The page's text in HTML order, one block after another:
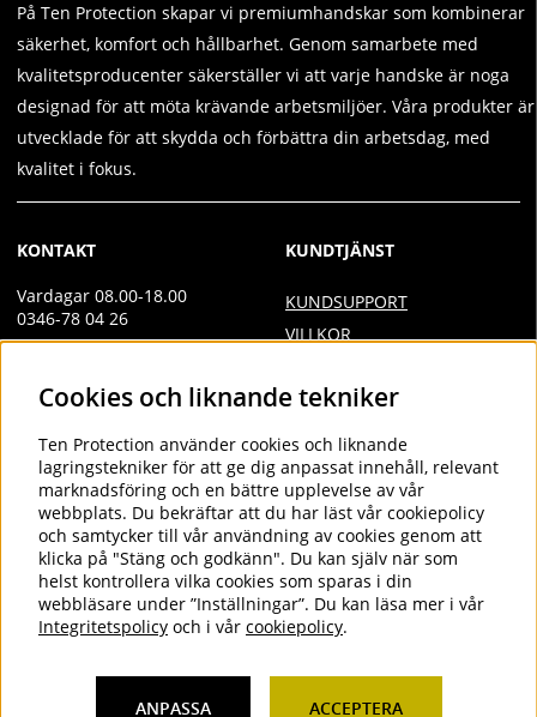
På Ten Protection skapar vi premiumhandskar som kombinerar
säkerhet, komfort och hållbarhet. Genom samarbete med
kvalitetsproducenter säkerställer vi att varje handske är noga
designad för att möta krävande arbetsmiljöer. Våra produkter är
utvecklade för att skydda och förbättra din arbetsdag, med
kvalitet i fokus.
KONTAKT
Vardagar 08.00-18.00
0346-78 04 26
info@tenprotection.com
Order
order@tenprotection.se
KUNDTJÄNST
KUNDSUPPORT
VILLKOR
DOC
COOKIES
FÖLJ OSS
LINKEDIN
Cookies och liknande tekniker
Ten Protection använder cookies och liknande
lagringstekniker för att ge dig anpassat innehåll, relevant
marknadsföring och en bättre upplevelse av vår
webbplats. Du bekräftar att du har läst vår cookiepolicy
och samtycker till vår användning av cookies genom att
klicka på "Stäng och godkänn". Du kan själv när som
helst kontrollera vilka cookies som sparas i din
webbläsare under ”Inställningar”. Du kan läsa mer i vår
Integritetspolicy och i vår cookiepolicy.
ANPASSA ACCEPTERA